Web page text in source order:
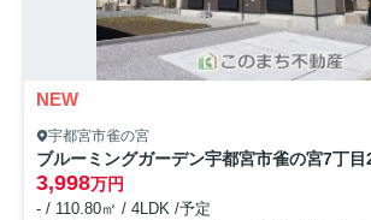
NEW
宇都宮市雀の宮
ブルーミングガーデン宇都宮市雀の宮7丁目
3,998万円
- / 110.80㎡ / 4LDK /予定